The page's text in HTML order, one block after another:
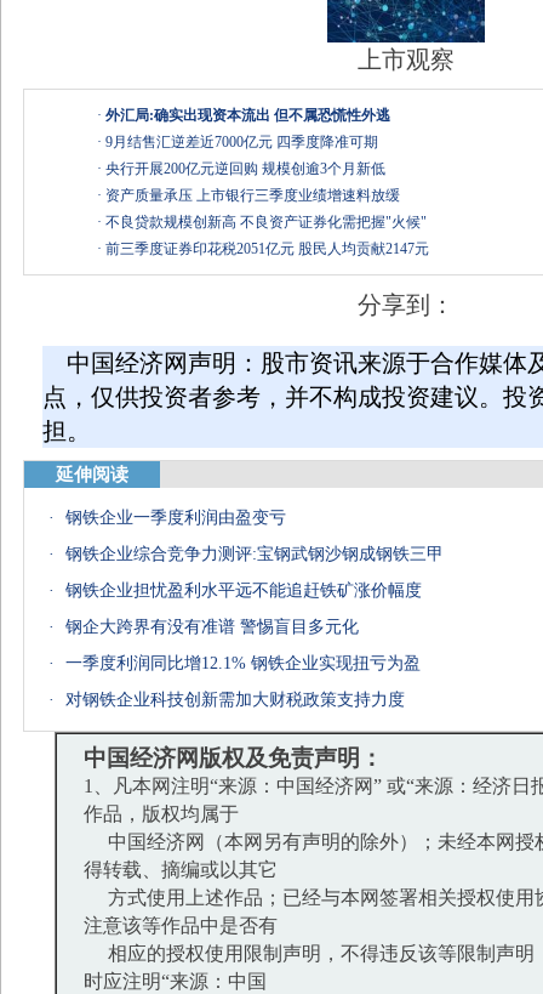
上市观察
· 外汇局:确实出现资本流出 但不属恐慌性外逃
· 9月结售汇逆差近7000亿元 四季度降准可期
· 央行开展200亿元逆回购 规模创逾3个月新低
· 资产质量承压 上市银行三季度业绩增速料放缓
· 不良贷款规模创新高 不良资产证券化需把握"火候"
· 前三季度证券印花税2051亿元 股民人均贡献2147元
分享到：
中国经济网声明：股市资讯来源于合作媒体
点，仅供投资者参考，并不构成投资建议。投
担。
延伸阅读
·
钢铁企业一季度利润由盈变亏
·
钢铁企业综合竞争力测评:宝钢武钢沙钢成钢铁三甲
·
钢铁企业担忧盈利水平远不能追赶铁矿涨价幅度
·
钢企大跨界有没有准谱 警惕盲目多元化
·
一季度利润同比增12.1% 钢铁企业实现扭亏为盈
·
对钢铁企业科技创新需加大财税政策支持力度
中国经济网版权及免责声明：
1、凡本网注明“来源：中国经济网” 或“来源：经济日
作品，版权均属于
中国经济网（本网另有声明的除外）；未经本网授
得转载、摘编或以其它
方式使用上述作品；已经与本网签署相关授权使用
注意该等作品中是否有
相应的授权使用限制声明，不得违反该等限制声明
时应注明“来源：中国